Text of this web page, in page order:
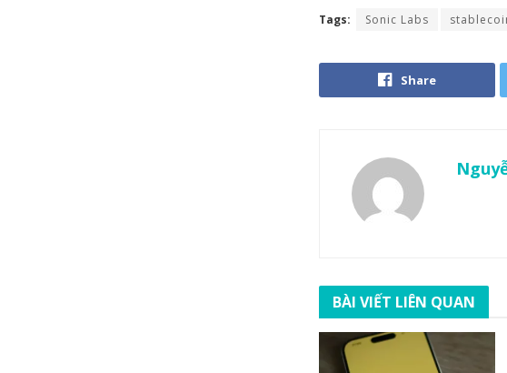
Tags: Sonic Labs
Share
BÀI VIẾT LIÊN QUAN